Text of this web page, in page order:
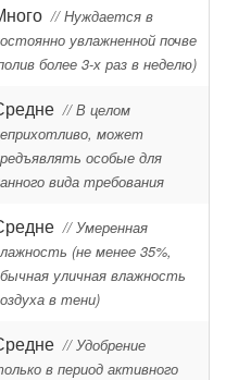
// Нуждается в
увлажненной почве
более 3-х раз в неделю)
// В целом
может
особые для
вида требования
// Умеренная
(не менее 35%,
уличная влажность
в тени)
// Удобрение
в период активного